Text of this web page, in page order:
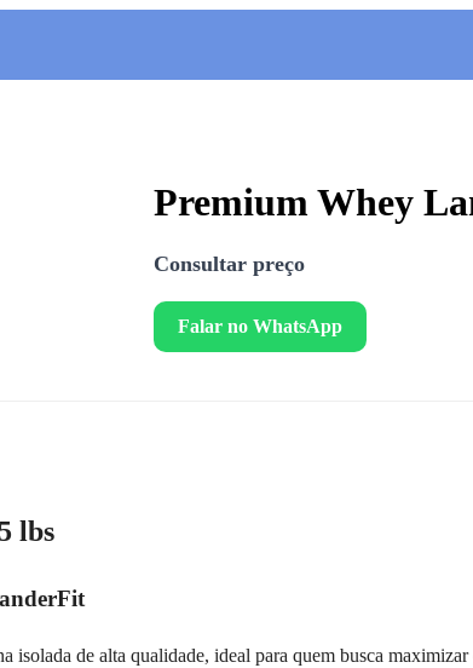
Premium Whey
Consultar preço
Falar no WhatsApp
lbs
isolada de alta qualidade, ideal para quem busca